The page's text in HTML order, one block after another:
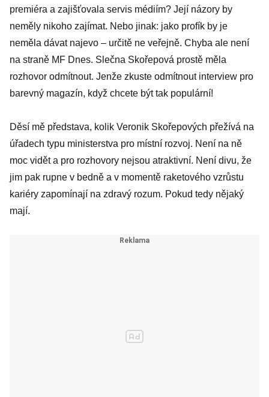
premiéra a zajišťovala servis médiím? Její názory by
neměly nikoho zajímat. Nebo jinak: jako profík by je
neměla dávat najevo – určitě ne veřejně. Chyba ale není
na straně MF Dnes. Slečna Skořepová prostě měla
rozhovor odmítnout. Jenže zkuste odmítnout interview pro
barevný magazín, když chcete být tak populární!
Děsí mě představa, kolik Veronik Skořepových přežívá na
úřadech typu ministerstva pro místní rozvoj. Není na ně
moc vidět a pro rozhovory nejsou atraktivní. Není divu, že
jim pak rupne v bedně a v momentě raketového vzrůstu
kariéry zapomínají na zdravý rozum. Pokud tedy nějaký
mají.